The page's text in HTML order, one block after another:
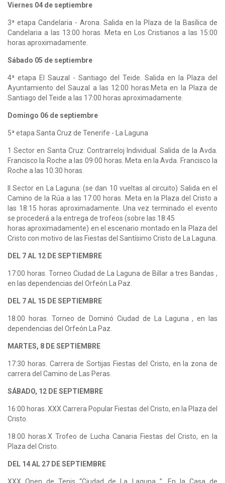
Viernes 04 de septiembre
3ª etapa Candelaria - Arona. Salida en la Plaza de la Basílica de
Candelaria a las 13:00 horas. Meta en Los Cristianos a las 15:00
horas aproximadamente.
Sábado 05 de septiembre
4ª etapa El Sauzal - Santiago del Teide. Salida en la Plaza del
Ayuntamiento del Sauzal a las 12:00 horas.Meta en la Plaza de
Santiago del Teide a las 17:00 horas aproximadamente.
Domingo 06 de septiembre
5ª etapa Santa Cruz de Tenerife - La Laguna
1 Sector en Santa Cruz: Contrarreloj Individual. Salida de la Avda.
Francisco la Roche a las 09:00 horas. Meta en la Avda. Francisco la
Roche a las 10:30 horas.
II Sector en La Laguna: (se dan 10 vueltas al circuito) Salida en el
Camino de la Rúa a las 17:00 horas. Meta en la Plaza del Cristo a
las 18:15 horas aproximadamente. Una vez terminado el evento
se procederá a la entrega de trofeos (sobre las 18:45
horas aproximadamente) en el escenario montado en la Plaza del
Cristo con motivo de las Fiestas del Santísimo Cristo de La Laguna.
DEL 7 AL 12 DE SEPTIEMBRE
17:00 horas. Torneo Ciudad de La Laguna de Billar a tres Bandas ,
en las dependencias del Orfeón La Paz.
DEL 7 AL 15 DE SEPTIEMBRE
18:00 horas. Torneo de Dominó Ciudad de La Laguna , en las
dependencias del Orfeón La Paz.
MARTES, 8 DE SEPTIEMBRE
17:30 horas. Carrera de Sortijas Fiestas del Cristo, en la zona de
carrera del Camino de Las Peras.
SÁBADO, 12 DE SEPTIEMBRE
16:00 horas. XXX Carrera Popular Fiestas del Cristo, en la Plaza del
Cristo.
18:00 horas.X Trofeo de Lucha Canaria Fiestas del Cristo, en la
Plaza del Cristo.
DEL 14 AL 27 DE SEPTIEMBRE